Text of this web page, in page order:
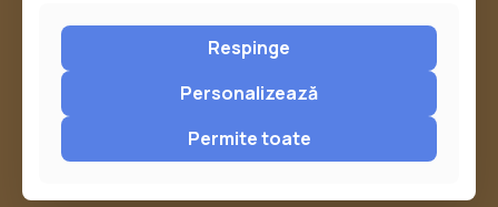
sau trimite o sesizare pe Buzău City
Report
Respinge
Personalizează
Permite toate